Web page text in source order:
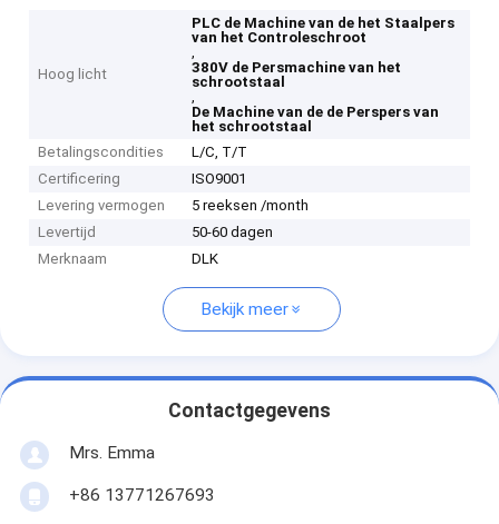
Hoog licht
PLC de Machine van de het Staalpers
van het Controleschroot
,
380V de Persmachine van het
schrootstaal
,
De Machine van de de Perspers van
het schrootstaal
Betalingscondities
L/C, T/T
Certificering
ISO9001
Levering vermogen
5 reeksen /month
Levertijd
50-60 dagen
Merknaam
DLK
Bekijk meer
Contactgegevens
Mrs. Emma
+86 13771267693